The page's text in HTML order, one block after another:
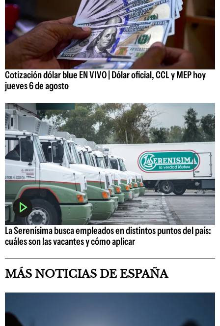
Cotización dólar blue EN VIVO | Dólar oficial, CCL y MEP hoy
jueves 6 de agosto
La Serenísima busca empleados en distintos puntos del país:
cuáles son las vacantes y cómo aplicar
MÁS NOTICIAS DE ESPAÑA